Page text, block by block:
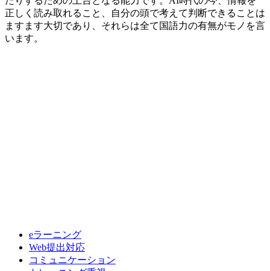
正しく読み取れること、自分の頭で考えて判断できることは
ますます大切であり、それらは全て国語力の有無がモノを言
います。
eラーニング
Web提出対応
コミュニケーション